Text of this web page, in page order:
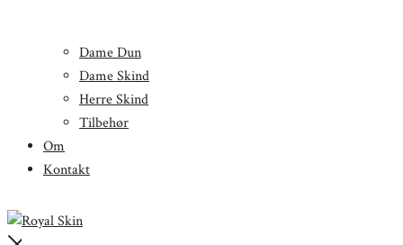
Dame Dun
Dame Skind
Herre Skind
Tilbehør
Om
Kontakt